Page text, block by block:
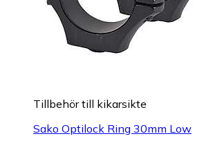
Tillbehör till kikarsikte
Sako Optilock Ring 30mm Low